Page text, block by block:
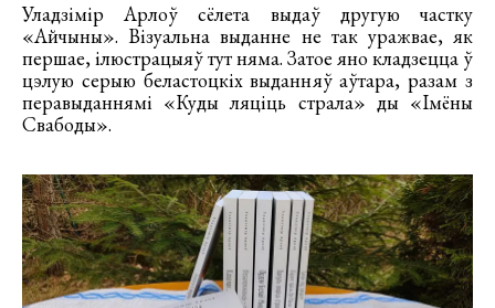
Уладзімір Арлоў сёлета выдаў другую частку
«Айчыны». Візуальна выданне не так уражвае, як
першае, ілюстрацыяў тут няма. Затое яно кладзецца ў
цэлую серыю беластоцкіх выданняў аўтара, разам з
перавыданнямі «Куды ляціць страла» ды «Імёны
Свабоды».